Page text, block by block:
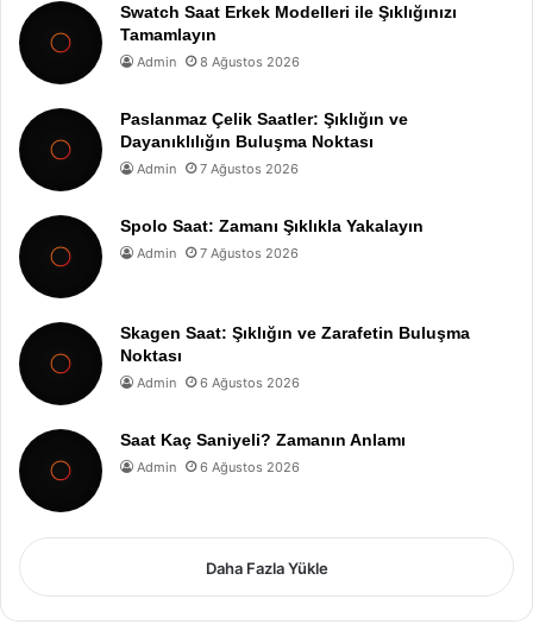
Swatch Saat Erkek Modelleri ile Şıklığınızı
Tamamlayın
Admin 8 Ağustos 2026
Paslanmaz Çelik Saatler: Şıklığın ve
Dayanıklılığın Buluşma Noktası
Admin 7 Ağustos 2026
Spolo Saat: Zamanı Şıklıkla Yakalayın
Admin 7 Ağustos 2026
Skagen Saat: Şıklığın ve Zarafetin Buluşma
Noktası
Admin 6 Ağustos 2026
Saat Kaç Saniyeli? Zamanın Anlamı
Admin 6 Ağustos 2026
Daha Fazla Yükle